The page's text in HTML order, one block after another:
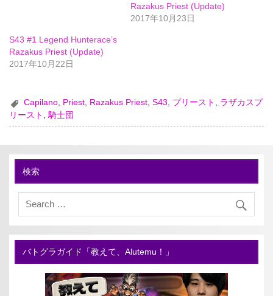
Razakus Priest (Update)
2017年10月23日
S43 #1 Legend Hunterace’s
Razakus Priest (Update)
2017年10月22日
Capilano, Priest, Razakus Priest,S43, プリースト , ラザカスプ
リースト
,騎士団
検索
バトグラガイド「教えて、Alutemu！」